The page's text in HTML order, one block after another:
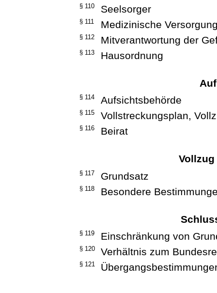
§ 110 Seelsorger
§ 111 Medizinische
§ 112 Mitverantwortung der
§ 113 Hausordnung
§ 114 Aufsichtsbehörde
§ 115 Vollstreckungsplan,
§ 116 Beirat
§ 117 Grundsatz
§ 118 Besondere
§ 119 Einschränkung von
§ 120 Verhältnis zum
§ 121